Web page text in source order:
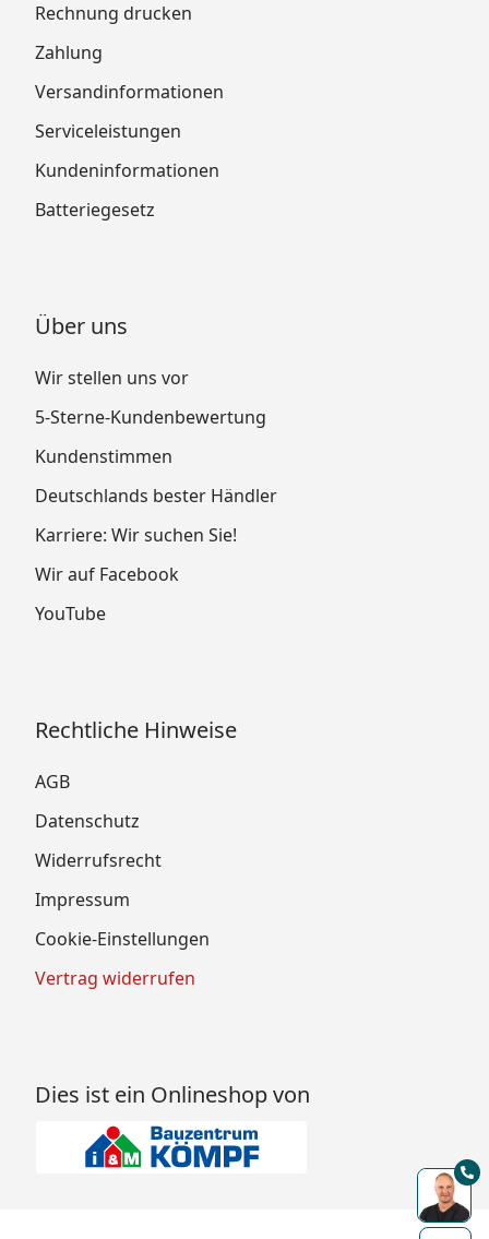
Rechnung drucken
Zahlung
Versandinformationen
Serviceleistungen
Kundeninformationen
Batteriegesetz
Über uns
Wir stellen uns vor
5-Sterne-Kundenbewertung
Kundenstimmen
Deutschlands bester Händler
Karriere: Wir suchen Sie!
Wir auf Facebook
YouTube
Rechtliche Hinweise
AGB
Datenschutz
Widerrufsrecht
Impressum
Cookie-Einstellungen
Vertrag widerrufen
Dies ist ein Onlineshop von